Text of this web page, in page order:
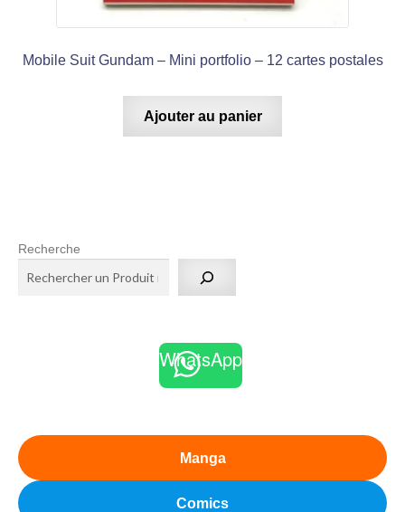
Mobile Suit Gundam – Mini portfolio – 12 cartes postales
Ajouter au panier
Recherche
WhatsApp
Manga
Comics